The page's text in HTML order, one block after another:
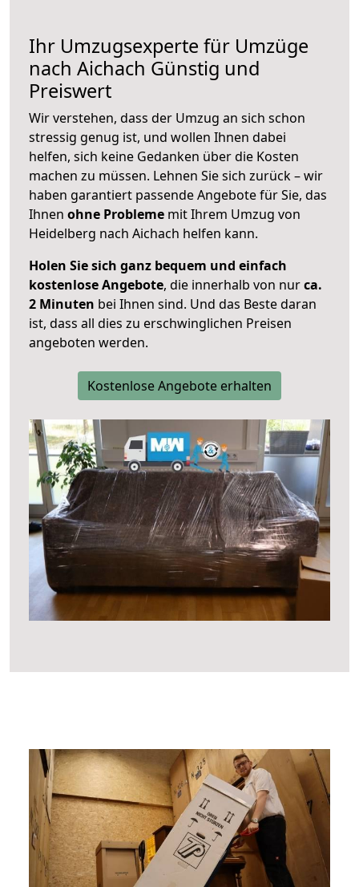
Ihr Umzugsexperte für Umzüge
nach Aichach Günstig und
Preiswert
Wir verstehen, dass der Umzug an sich schon
stressig genug ist, und wollen Ihnen dabei
helfen, sich keine Gedanken über die Kosten
machen zu müssen. Lehnen Sie sich zurück – wir
haben garantiert passende Angebote für Sie, das
Ihnen ohne Probleme mit Ihrem Umzug von
Heidelberg nach Aichach helfen kann.
Holen Sie sich ganz bequem und einfach
kostenlose Angebote, die innerhalb von nurca.
2 Minuten bei Ihnen sind. Und das Beste daran
ist, dass all dies zu erschwinglichen Preisen
angeboten werden.
Kostenlose Angebote erhalten